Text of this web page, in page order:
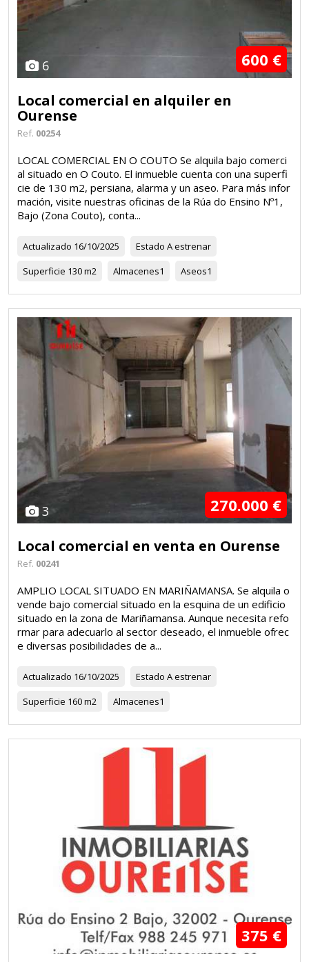
6 600 €
Local comercial en alquiler en
Ourense
Ref. 00254
LOCAL COMERCIAL EN O COUTO Se alquila bajo comerci
al situado en O Couto. El inmueble cuenta con una superfi
cie de 130 m2, persiana, alarma y un aseo. Para más infor
mación, visite nuestras oficinas de la Rúa do Ensino Nº1,
Bajo (Zona Couto), conta...
Actualizado 16/10/2025 Estado A estrenar
Superficie 130 m2 Almacenes1 Aseos1
3 270.000 €
Local comercial en venta en Ourense
Ref. 00241
AMPLIO LOCAL SITUADO EN MARIÑAMANSA. Se alquila o
vende bajo comercial situado en la esquina de un edificio
situado en la zona de Mariñamansa. Aunque necesita refo
rmar para adecuarlo al sector deseado, el inmueble ofrec
e diversas posibilidades de a...
Actualizado 16/10/2025 Estado A estrenar
Superficie 160 m2 Almacenes1
375 €